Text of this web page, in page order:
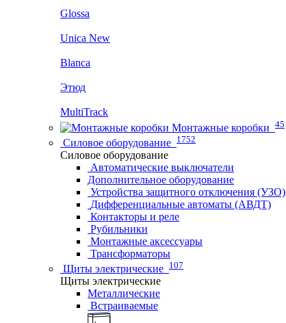
Glossa
Unica New
Blanca
Этюд
MultiTrack
Монтажные коробки 45
Силовое оборудование 1752
Силовое оборудование
Автоматические выключатели
Дополнительное оборудование
Устройства защитного отключения (УЗО)
Дифференциальные автоматы (АВДТ)
Контакторы и реле
Рубильники
Монтажные аксессуары
Трансформаторы
Щиты электрические 107
Щиты электрические
Металлические
Встраиваемые